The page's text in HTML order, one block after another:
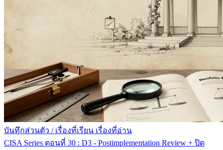
บันทึกส่วนตัว / เรื่องที่เรียน เรื่องที่อ่าน
CISA Series ตอนที่ 30 : D3 - Postimplementation Review + ปิด